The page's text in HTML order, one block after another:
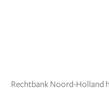
Rechtbank Noord-Holland